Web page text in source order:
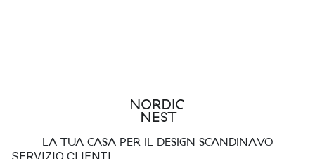
LA TUA CASA PER IL DESIGN SCANDINAVO
SERVIZIO CLIENTI